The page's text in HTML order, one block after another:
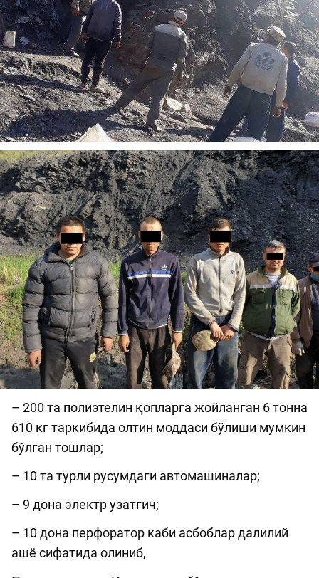
– 200 та полиэтелин қопларга жойланган 6 тонна
610 кг таркибида олтин моддаси бўлиши мумкин
бўлган тошлар;
– 10 та турли русумдаги автомашиналар;
– 9 дона электр узатгич;
– 10 дона перфоратор каби асбоблар далилий
ашё сифатида олиниб,